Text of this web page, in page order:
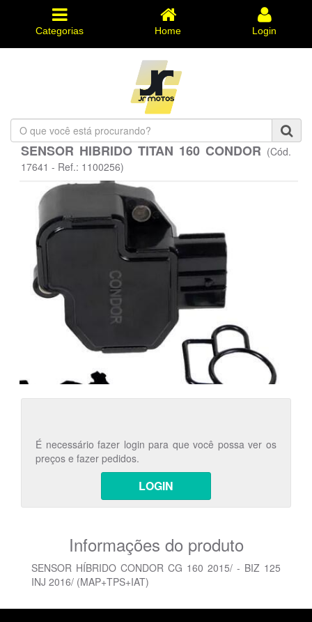
Categorias Home Login
O
que
você
está
procurando?
SENSOR HIBRIDO TITAN 160 CONDOR (Cód.
17641 - Ref.: 1100256)
É necessário fazer login para que você possa ver os
preços e fazer pedidos.
LOGIN
Informações do produto
SENSOR HÍBRIDO CONDOR CG 160 2015/ - BIZ 125
INJ 2016/ (MAP+TPS+IAT)